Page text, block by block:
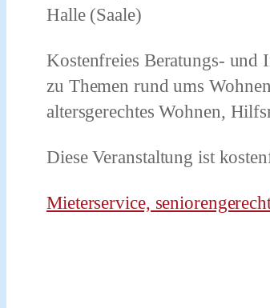
Halle (Saale)
Kostenfreies Beratungs- und
zu Themen rund ums
altersgerechtes Wohnen,
Diese Veranstaltung ist
Mieterservice,